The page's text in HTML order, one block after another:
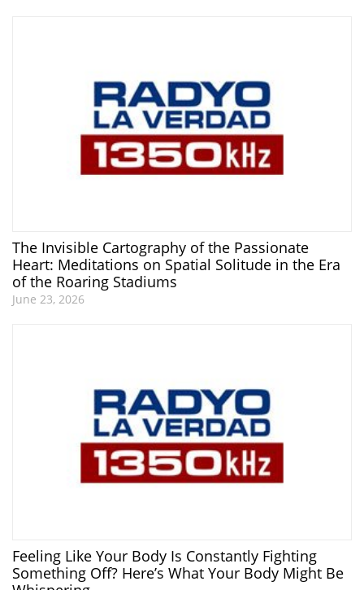
The Invisible Cartography of the Passionate
Heart: Meditations on Spatial Solitude in the Era
of the Roaring Stadiums
June 23, 2026
Feeling Like Your Body Is Constantly Fighting
Something Off? Here’s What Your Body Might Be